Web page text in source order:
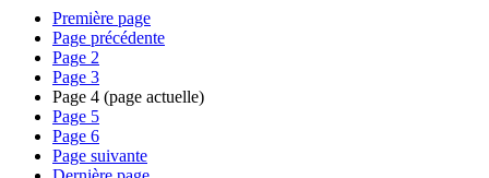
Première page
Page précédente
Page 2
Page 3
Page 4 (page actuelle)
Page 5
Page 6
Page suivante